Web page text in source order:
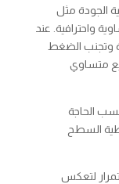
الجودة مثل
واحترافية. عند
وتجنب الضغط
متساوي
الحاجة
السطح
لتعكس